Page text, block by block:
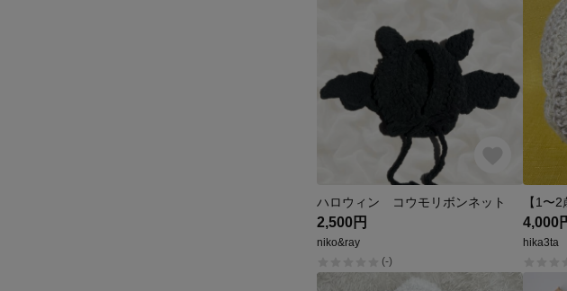
ハロウィン コウモリボンネット
2,500円
niko&ray
(-)
4,000
hika3ta